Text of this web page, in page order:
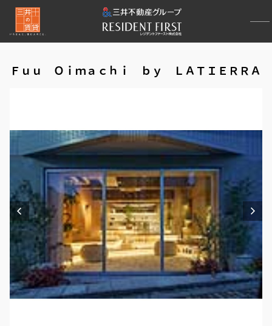
Ｆｕｕ Ｏｉｍａｃｈｉ ｂｙ ＬＡＴＩＥＲＲＡ